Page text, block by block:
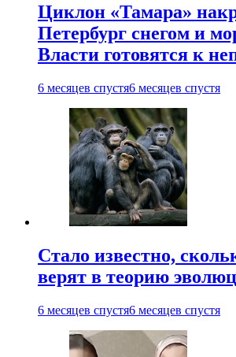
Циклон «Тамара»
Петербург снегом и
Власти готовятся к
6 месяцев спустя6 месяцев спустя
Стало известно,
верят в теорию
6 месяцев спустя6 месяцев спустя